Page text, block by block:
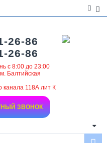
26-86
26-86
с 8:00 до 23:00
Балтийская
канала 118А лит К
ЗВОНОК